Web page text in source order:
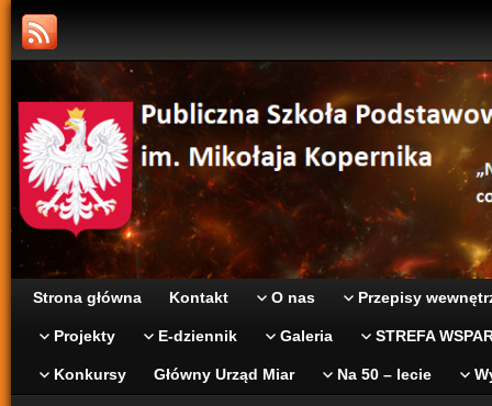
Strona główna Kontakt O nas Przepisy
Projekty E-dziennik Galeria STREFA
Konkursy Główny Urząd Miar Na 50 – lecie